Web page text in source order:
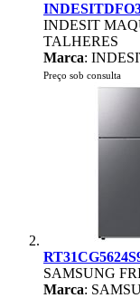
INDESIT
TALHERES
Marca:
Preço sob consulta
SAMSUNG
Marca: